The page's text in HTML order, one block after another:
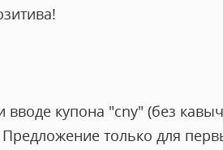
купона "cny" (без
Предложение только для